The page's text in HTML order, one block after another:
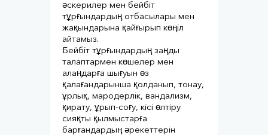
әскерилер мен бейбіт
тұрғындардың отбасылары мен
жақындарына қайғырып көңіл
айтамыз.⠀
Бейбіт тұрғындардың заңды
талаптармен көшелер мен
алаңдарға шығуын өз
қалағандарынша қолданып, тонау,
ұрлық, мародерлік, вандализм,
қирату, ұрып-соғу, кісі өлтіру
сияқты қылмыстарға
барғандардың әрекеттерін